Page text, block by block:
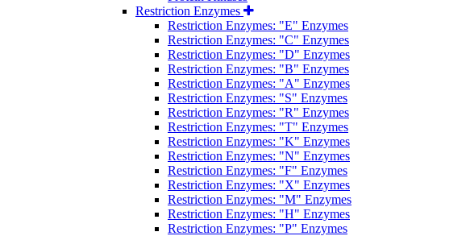
Restriction Enzymes
Restriction Enzymes: "E" Enzymes
Restriction Enzymes: "C" Enzymes
Restriction Enzymes: "D" Enzymes
Restriction Enzymes: "B" Enzymes
Restriction Enzymes: "A" Enzymes
Restriction Enzymes: "S" Enzymes
Restriction Enzymes: "R" Enzymes
Restriction Enzymes: "T" Enzymes
Restriction Enzymes: "K" Enzymes
Restriction Enzymes: "N" Enzymes
Restriction Enzymes: "F" Enzymes
Restriction Enzymes: "X" Enzymes
Restriction Enzymes: "M" Enzymes
Restriction Enzymes: "H" Enzymes
Restriction Enzymes: "P" Enzymes